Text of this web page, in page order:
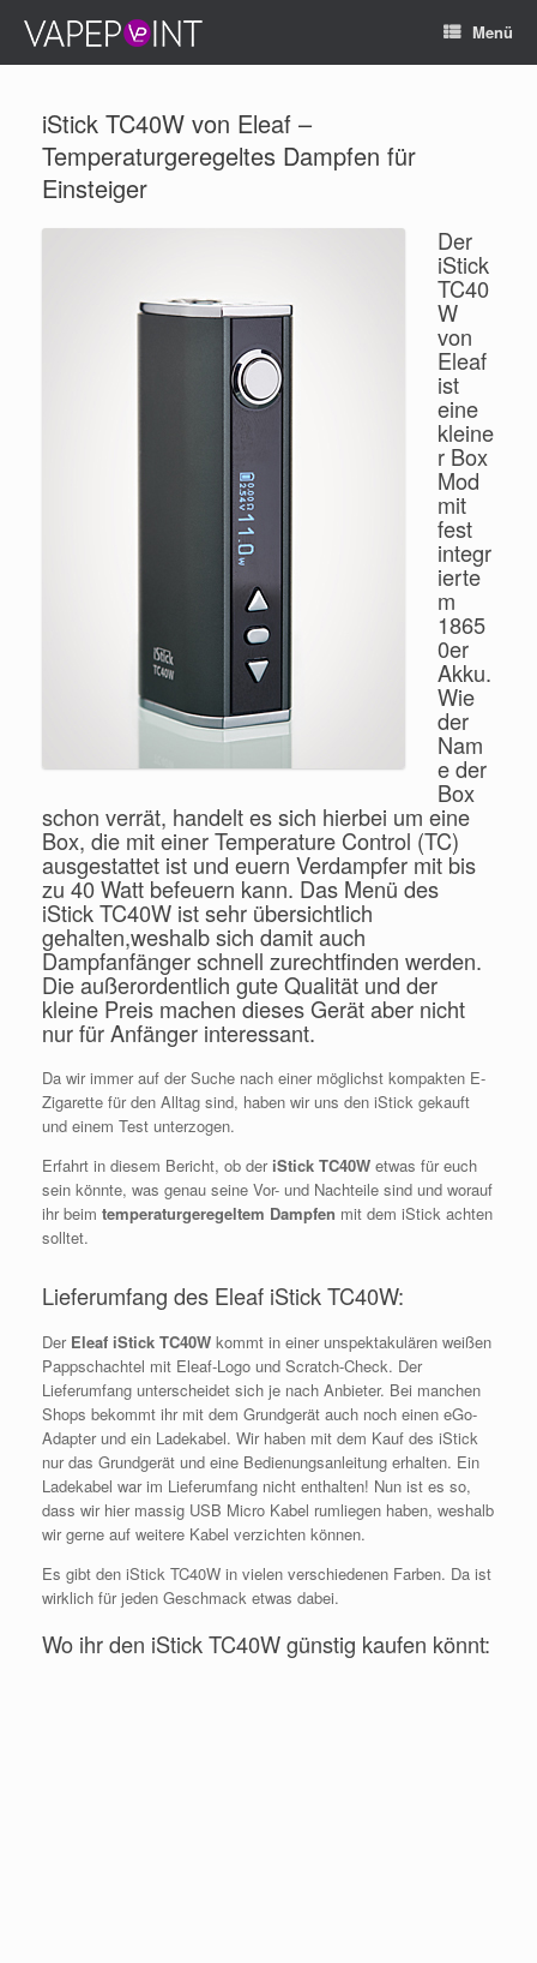
Menü
iStick TC40W von Eleaf –
Temperaturgeregeltes Dampfen für
Einsteiger
Der
iStick
TC40
W
von
Eleaf
ist
eine
kleine
r Box
Mod
mit
fest
integr
ierte
m
1865
0er
Akku.
Wie
der
Nam
e der
Box
schon verrät, handelt es sich hierbei um eine
Box, die mit einer Temperature Control (TC)
ausgestattet ist und euern Verdampfer mit bis
zu 40 Watt befeuern kann. Das Menü des
iStick TC40W ist sehr übersichtlich
gehalten,weshalb sich damit auch
Dampfanfänger schnell zurechtfinden werden.
Die außerordentlich gute Qualität und der
kleine Preis machen dieses Gerät aber nicht
nur für Anfänger interessant.
Da wir immer auf der Suche nach einer möglichst kompakten E-
Zigarette für den Alltag sind, haben wir uns den iStick gekauft
und einem Test unterzogen.
Erfahrt in diesem Bericht, ob der iStick TC40W etwas für euch
sein könnte, was genau seine Vor- und Nachteile sind und worauf
ihr beim temperaturgeregeltem Dampfen mit dem iStick achten
solltet.
Lieferumfang des Eleaf iStick TC40W:
Der Eleaf iStick TC40W kommt in einer unspektakulären weißen
Pappschachtel mit Eleaf-Logo und Scratch-Check. Der
Lieferumfang unterscheidet sich je nach Anbieter. Bei manchen
Shops bekommt ihr mit dem Grundgerät auch noch einen eGo-
Adapter und ein Ladekabel. Wir haben mit dem Kauf des iStick
nur das Grundgerät und eine Bedienungsanleitung erhalten. Ein
Ladekabel war im Lieferumfang nicht enthalten! Nun ist es so,
dass wir hier massig USB Micro Kabel rumliegen haben, weshalb
wir gerne auf weitere Kabel verzichten können.
Es gibt den iStick TC40W in vielen verschiedenen Farben. Da ist
wirklich für jeden Geschmack etwas dabei.
Wo ihr den iStick TC40W günstig kaufen könnt: